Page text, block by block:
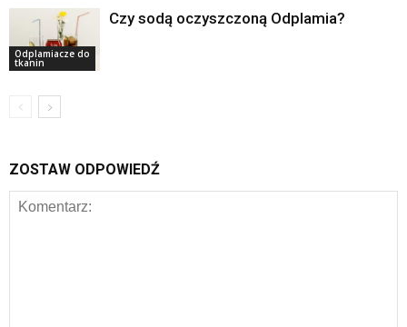
Odplamiacze do
tkanin
Czy sodą oczyszczoną Odplamia?
ZOSTAW ODPOWIEDŹ